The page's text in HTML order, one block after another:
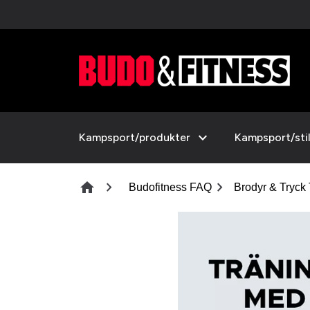
Kampsport/produkter expand_more Kampsport/stil
home chevron_right Budofitness FAQ chevron_right Brodyr & Tryck